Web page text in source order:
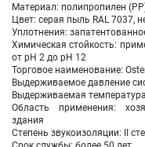
Материал: полипропилен
Цвет: серая пыль RAL 7037,
Уплотнения:
Химическая стойкость:
от pH 2 до pH 12
Торговое наименование:
Выдерживаемое давление
Выдерживаемая температура
Область применения:
здания
Степень звукоизоляции: II